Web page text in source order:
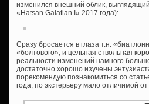
изменился внешний облик,
«Hatsan Galatian I» 2017 года):
Сразу бросается в глаза т.н.
«болтового», и цельная ствольная
реальности изменений намного
достаточно хорошо изучены
порекомендую познакомиться со
года, по экстерьеру мало отличимой